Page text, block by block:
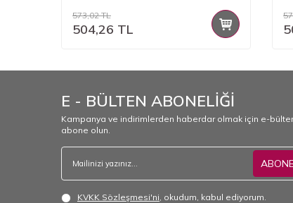
573,02TL
504,26 TL
E - BÜLTEN ABONELİĞİ
Kampanya ve indirimlerden haberdar olmak için e-
abone olun.
KVKK Sözleşmesi'ni, okudum, kabul ediyorum.